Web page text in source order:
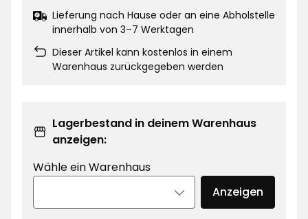
Lieferung nach Hause oder an eine Abholstelle
innerhalb von 3–7 Werktagen
Dieser Artikel kann kostenlos in einem
Warenhaus zurückgegeben werden
Lagerbestand in deinem Warenhaus
anzeigen:
Wähle ein Warenhaus
Anzeigen